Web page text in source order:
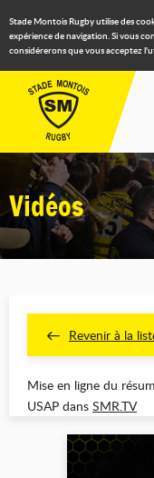
Stade Montois Rugby utilise des
expérience de navigation. Si vous
considérerons que vous acceptez
Vidéos
Revenir à la
Mise en ligne du
USAP dans SMR.TV